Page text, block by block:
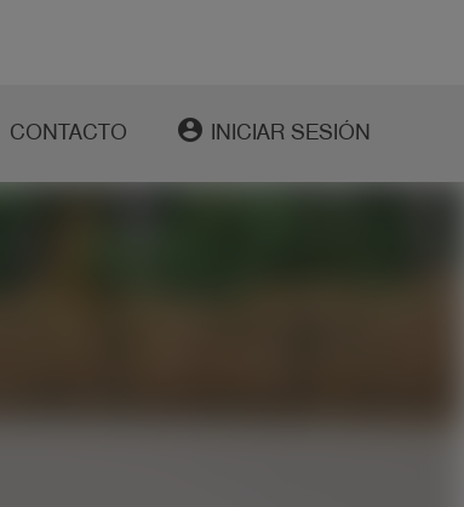
CONTACTO account_circle INICIAR SESIÓN